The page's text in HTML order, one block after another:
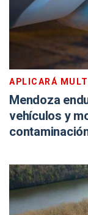
APLICARÁ
Mendoza
vehículos y